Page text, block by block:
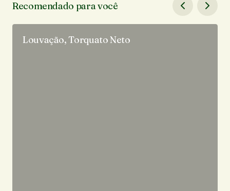
Recomendado para você
Louvação, Torquato Neto